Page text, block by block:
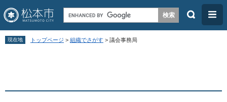
ペ
先
メ
を
検
メ
ニ
現在地 トップページ > 組織でさがす > 議会事務局